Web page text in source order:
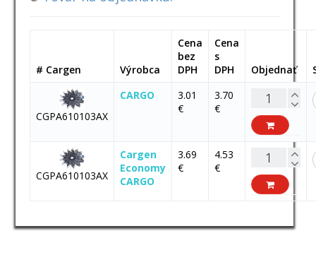
# Cargen Výrobca
Cena
bez
DPH
Cena
s
DPH
Objednať
CGPA610103AX
CARGO
3.01
€
3.70
€
CGPA610103AX
Cargen
Economy
CARGO
3.69
€
4.53
€